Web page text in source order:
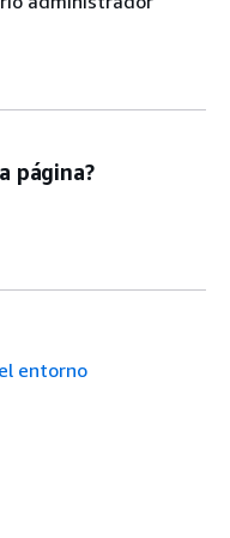
página?
entorno